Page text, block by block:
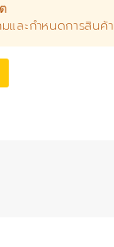
และกำหนดการสินค้า